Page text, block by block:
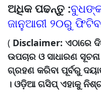
ଅଧିକ ପଢନ୍ତୁ :
ଜାନୁଆରୀ ୨୦ରୁ
( Disclaimer: ଏଠାରେ
ଉପଚାର ଓ ସାଧାରଣ
ଗ୍ରହଣ କରିବା ପୂର୍ବରୁ
। ଓଡ଼ିଆ ଗସିପ୍ ଏହାକୁ